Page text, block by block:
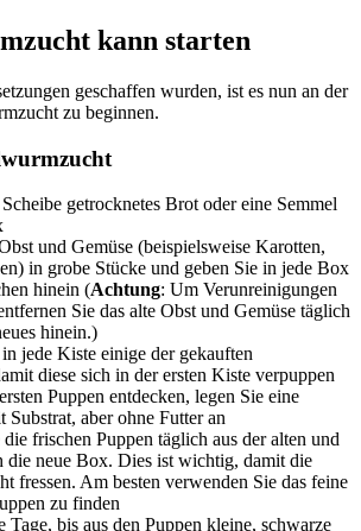
kann starten
geschaffen wurden, ist es nun an der
zu beginnen.
getrocknetes Brot oder eine Semmel
und Gemüse (beispielsweise Karotten,
in grobe Stücke und geben Sie in jede Box
hinein (Achtung: Um Verunreinigungen
Sie das alte Obst und Gemüse täglich
hinein.)
jede Kiste einige der gekauften
diese sich in der ersten Kiste verpuppen
Puppen entdecken, legen Sie eine
aber ohne Futter an
frischen Puppen täglich aus der alten und
die neue Box. Dies ist wichtig, damit die
fressen. Am besten verwenden Sie das feine
zu finden
Tage, bis aus den Puppen kleine, schwarze